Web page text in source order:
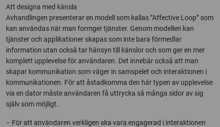
Att designa med känsla
Avhandlingen presenterar en modell som kallas ”Affective Loop” som
kan användas när man formger tjänster. Genom modellen kan
tjänster och applikationer skapas som inte bara förmedlar
information utan också tar hänsyn till känslor och som ger en mer
komplett upplevelse för användaren. Det innebär också att man
skapar kommunikation som väger in samspelet och interaktionen i
kommunikationen. För att åstadkomma den här typen av upplevelse
via en dator måste användaren få uttrycka så många sidor av sig
själv som möjligt.
– För att användaren verkligen ska vara engagerad i interaktionen